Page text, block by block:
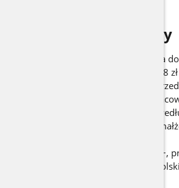
Najważniejsze zmiany
Kwota wolna od podatku zwiększona
Próg podatkowy zwiększony z 85 528
Zmiany w składkach zdrowotnych
Preferencje dla klasy średniej dla
przedsiębiorców opodatkowanych
Możliwość rozliczania się wspólnie
Nowe zwolnienia PIT-0 dla: rodzin 4+,
seniorów, osób powracających do